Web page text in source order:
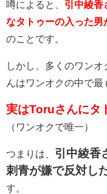
噂によると、 引中綾香
なタトゥーの入った
のことです。
しかし、多くのワン
んはワンオクの中で最
実はToruさんにタ
（ワンオクで唯一）
つまりは、
引中綾香
刺青が嫌で反対し
す。